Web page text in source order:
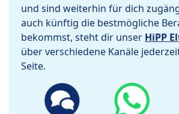
und sind weiterhin für dich
auch künftig die bestmögliche
bekommst, steht dir unser HiPP
über verschiedene Kanäle
Seite.